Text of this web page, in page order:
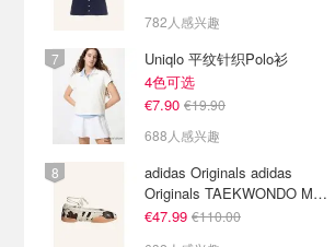
782人感兴趣
Uniqlo 平纹针织Polo衫
4色可选
€7.90 €19.90
688人感兴趣
adidas Originals adidas
Originals TAEKWONDO MEI
芭蕾鞋 棕色米色
€47.99 €110.00